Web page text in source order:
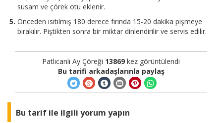
susam ve çörek otu eklenir.
Önceden ısıtılmış 180 derece fırında 15-20 dakika pişmeye
bırakılır. Piştikten sonra bir miktar dinlendirilir ve servis edilir.
Patlıcanlı Ay Çöreği 13869 kez görüntülendi
Bu tarifi arkadaşlarınla paylaş
Bu tarif ile ilgili yorum yapın